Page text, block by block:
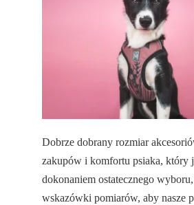
Dobrze dobrany rozmiar
zakupów i komfortu psiaka, który
dokonaniem ostatecznego
wskazówki pomiarów, aby nasze